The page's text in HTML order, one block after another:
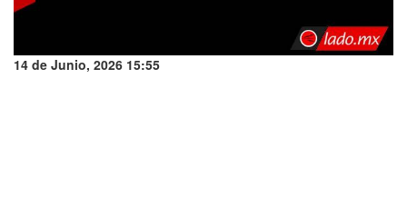
14 de Junio, 2026 15:55